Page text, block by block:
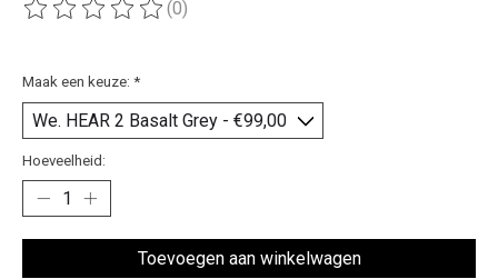
De beoordeling van dit product is
(0)
Maak een keuze: *
Hoeveelheid:
Toevoegen aan winkelwagen